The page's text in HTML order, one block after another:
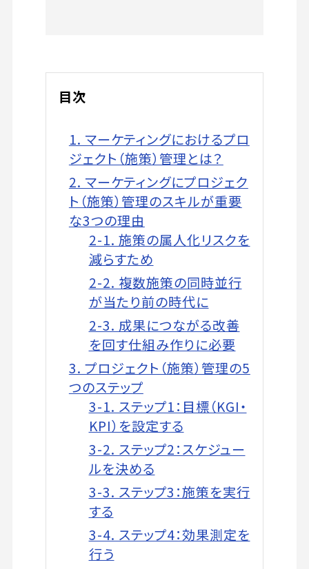
目次
1. マーケティングにおけるプロ
ジェクト（施策）管理とは？
2. マーケティングにプロジェク
ト（施策）管理のスキルが重要
な3つの理由
2-1. 施策の属人化リスクを
減らすため
2-2. 複数施策の同時並行
が当たり前の時代に
2-3. 成果につながる改善
を回す仕組み作りに必要
3. プロジェクト（施策）管理の5
つのステップ
3-1. ステップ1：目標（KGI・
KPI）を設定する
3-2. ステップ2：スケジュー
ルを決める
3-3. ステップ3：施策を実行
する
3-4. ステップ4：効果測定を
行う